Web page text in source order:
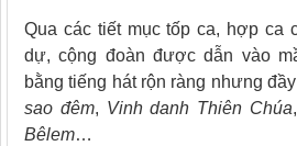
Qua các tiết mục tốp ca, hợp ca
dự, cộng đoàn được dẫn vào
bằng tiếng hát rộn ràng nhưng
sao đêm, Vinh danh Thiên Chúa,
Bêlem…